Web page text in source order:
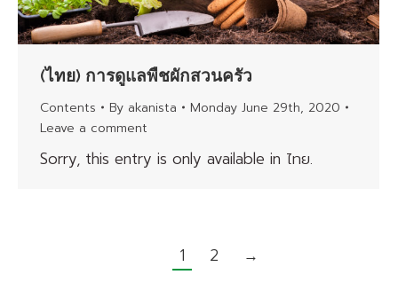
(ไทย) การดูแลพืชผักสวนครัว
Contents By akanista
Monday June 29th, 2020
Leave a comment
Sorry, this entry is only available in ไทย.
1 2 →